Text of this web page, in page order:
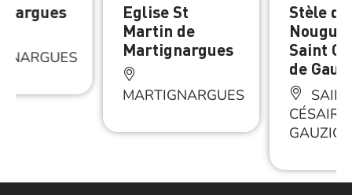
Eglise St
Martin de
Martignargues
MARTIGNARGUES
Stèle
Saint
de